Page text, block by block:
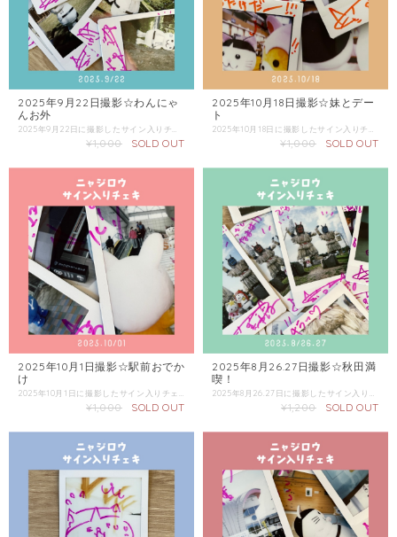
2025年9月22日撮影☆わんにゃ
んお外
2025年9月22日に撮影したサイン入りチェキです。 チェキは選べません。 複数枚ご購入の際にはなるべく被らないようにしますが、必ずしもお約束できないのでご了承ください。 この商品単体のみでの配送は「普通郵便」をご選択ください。 同梱商品がある場合は、そちらの配送方法を確認し「金額が上の方」をご選択ください。
¥1,000 SOLD OUT
2025年10月18日撮影☆妹とデー
ト
2025年10月18日に撮影したサイン入りチェキです。 チェキは選べません。 複数枚ご購入の際にはなるべく被らないようにしますが、必ずしもお約束できないのでご了承ください。 この商品単体のみでの配送は「普通郵便」をご選択ください。 同梱商品がある場合は、そちらの配送方法を確認し「金額が上の方」をご選択ください。
¥1,000 SOLD OUT
2025年10月1日撮影☆駅前おでか
け
¥1,000 SOLD OUT
2025年8月26.27日撮影☆秋田満
喫！
¥1,200 SOLD OUT